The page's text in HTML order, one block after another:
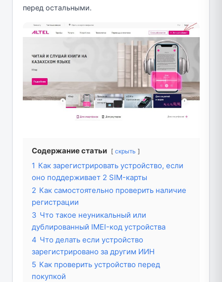
перед остальными.
Содержание статьи скрыть
1 Как зарегистрировать устройство, если
оно поддерживает 2 SIM-карты
2 Как самостоятельно проверить наличие
регистрации
3 Что такое неуникальный или
дублированный IMEI-код устройства
4 Что делать если устройство
зарегистрировано за другим ИИН
5 Как проверить устройство перед
покупкой